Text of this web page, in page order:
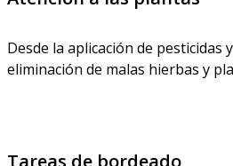
Desde la aplicación de pesticidas
eliminación de malas hierbas y